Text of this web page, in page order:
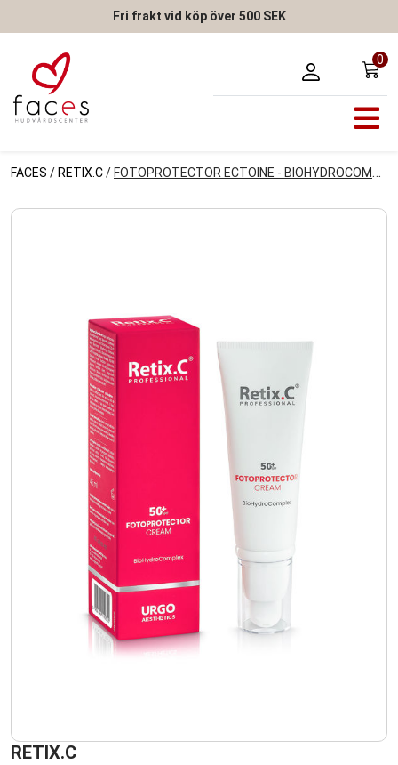
Fri frakt vid köp över 500 SEK
0
FACES / RETIX.C/ FOTOPROTECTOR ECTOINE - BIOHYDROCOMPLEX SPF 50+ CREAM
RETIX.C